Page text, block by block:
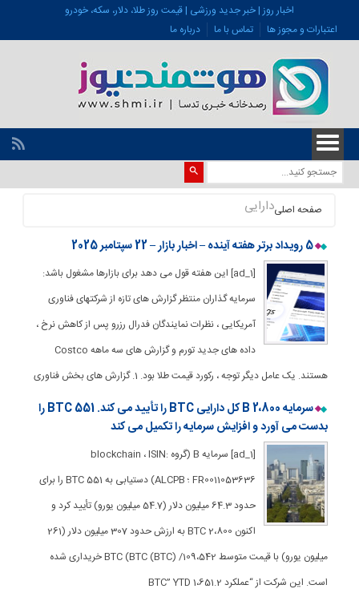
اخبار روز | خبر جدید ورزشی | قیمت روز طلا، دلار، سکه، خودرو
اعتبارات و مجوز ها
تماس با ما درباره ما
صفحه اصلیدارایی
5 رویداد برتر هفته آینده – اخبار بازار – 22 سپتامبر 2025
[ad_1] این هفته قول می دهد برای بازارها مشغول باشد:
سرمایه گذاران منتظر گزارش های تازه از شرکتهای فناوری
آمریکایی ، نظرات نمایندگان فدرال رزرو پس از کاهش نرخ ،
داده های جدید تورم و گزارش های سه ماهه Costco
هستند. یک عامل دیگر توجه ، رکورد قیمت طلا بود. 1. گزارش های بخش فناوری
سرمایه B 2،800 کل دارایی BTC را تأیید می کند. 551 BTC را
بدست می آورد و افزایش سرمایه را تکمیل می کند
[ad_1] سرمایه B (گروه blockchain ، ISIN:
FR0011053636 ؛ ALCPB) دستیابی به 551 BTC را برای
حدود 64.3 میلیون دلار (54.7 میلیون یورو) تأیید کرد و
اکنون 2،800 BTC به ارزش حدود 307 میلیون دلار (261
میلیون یورو) با قیمت متوسط ​​109،542/ BTC (BTC (BTC) خریداری شده
است. این شرکت از “عملکرد BTC” YTD 1،651.2